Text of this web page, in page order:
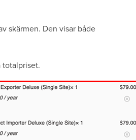
skärmen. Den visar både
totalpriset.